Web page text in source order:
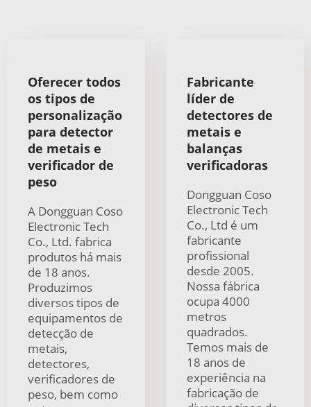
Oferecer todos
os tipos de
personalização
para detector
de metais e
verificador de
peso
A Dongguan Coso
Electronic Tech
Co., Ltd. fabrica
produtos há mais
de 18 anos.
Produzimos
diversos tipos de
equipamentos de
detecção de
metais,
detectores,
verificadores de
peso, bem como
Fabricante
líder de
detectores de
metais e
balanças
verificadoras
Dongguan Coso
Electronic Tech
Co., Ltd é um
fabricante
profissional
desde 2005.
Nossa fábrica
ocupa 4000
metros
quadrados.
Temos mais de
18 anos de
experiência na
fabricação de